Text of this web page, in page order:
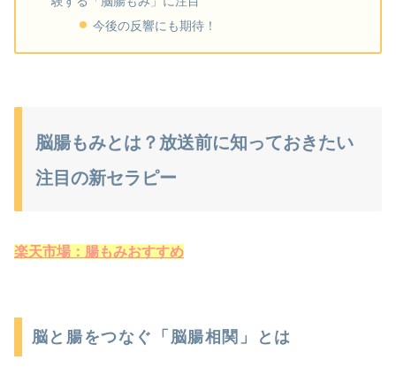
今後の反響にも期待！
脳腸もみとは？放送前に知っておきたい
注目の新セラピー
楽天市場：腸もみおすすめ
脳と腸をつなぐ「脳腸相関」とは